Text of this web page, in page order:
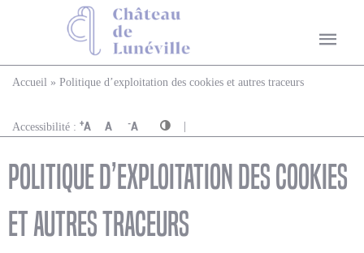
Vous êtes ici
Accueil » Politique d’exploitation des cookies et autres traceurs
Accessibilité : -A
A
+A |
Politique d’exploitation des cookies
et autres traceurs